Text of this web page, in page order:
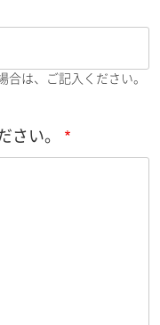
合は、ご記入ください。
さい。